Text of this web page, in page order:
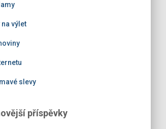
na výlet
slevy
příspěvky